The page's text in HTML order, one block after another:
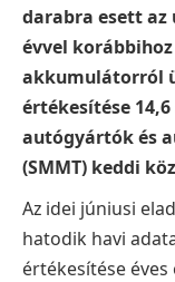
darabra esett az
évvel
akkumulátorról
értékesítése
autógyártók és
(SMMT) keddi
Az idei júniusi
hatodik havi
értékesítése éves